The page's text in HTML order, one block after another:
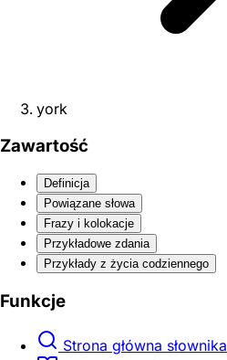
york
Zawartość
Definicja
Powiązane słowa
Frazy i kolokacje
Przykładowe zdania
Przykłady z życia codziennego
Funkcje
Strona główna słownika